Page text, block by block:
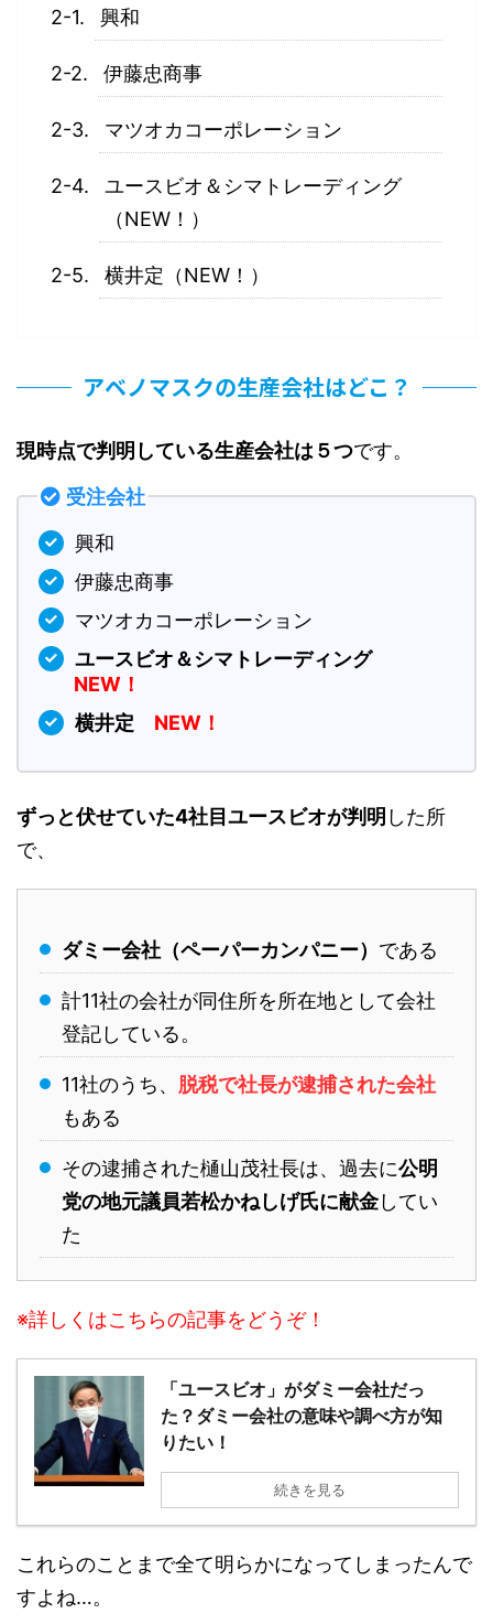
興和
伊藤忠商事
マツオカコーポレーション
ユースビオ＆シマトレーディング
（NEW！）
横井定（NEW！）
アベノマスクの生産会社はどこ？
現時点で判明している生産会社は５つです。
受注会社
興和
伊藤忠商事
マツオカコーポレーション
ユースビオ＆シマトレーディング
NEW！
横井定 NEW！
ずっと伏せていた4社目ユースビオが判明 した所
で、
ダミー会社（ペーパーカンパニー） である
計11社の会社が同住所を所在地として会社
登記している。
11社のうち、 脱税で社長が逮捕された会社
もある
その逮捕された樋山茂社長は、過去に公明
党の地元議員若松かねしげ氏に献金してい
た
※詳しくはこちらの記事をどうぞ！
「ユースビオ」がダミー会社だっ
た？ダミー会社の意味や調べ方が知
りたい！
続きを見る
これらのことまで全て明らかになってしまったんで
すよね…。